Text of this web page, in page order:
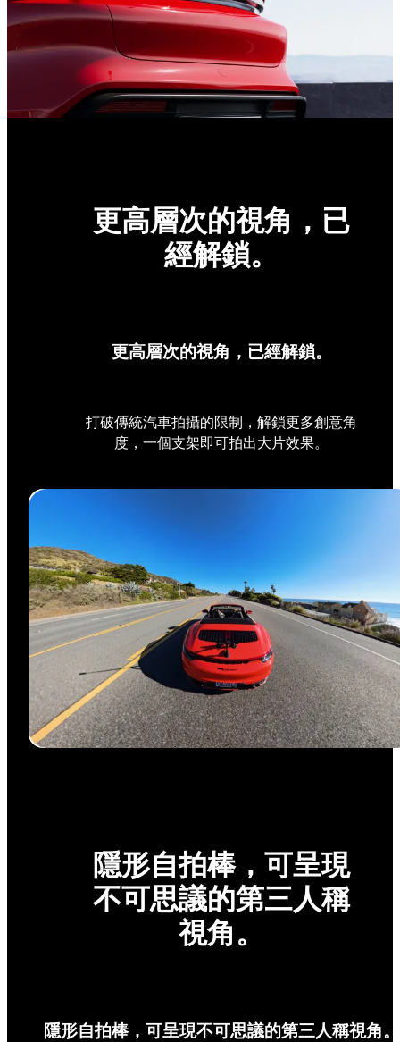
更高層次的視角，已
經解鎖。
更高層次的視角，已經解鎖。
打破傳統汽車拍攝的限制，解鎖更多創意角
度，一個支架即可拍出大片效果。
隱形自拍棒，可呈現
不可思議的第三人稱
視角。
隱形自拍棒，可呈現不可思議的第三人稱視角。